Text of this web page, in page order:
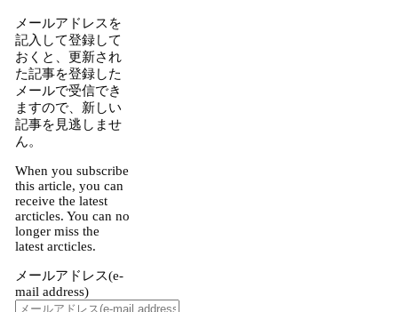
メールアドレスを
記入して登録して
おくと、更新され
た記事を登録した
メールで受信でき
ますので、新しい
記事を見逃しませ
ん。
When you subscribe
this article, you can
receive the latest
arcticles. You can no
longer miss the
latest arcticles.
メールアドレス(e-
mail address)